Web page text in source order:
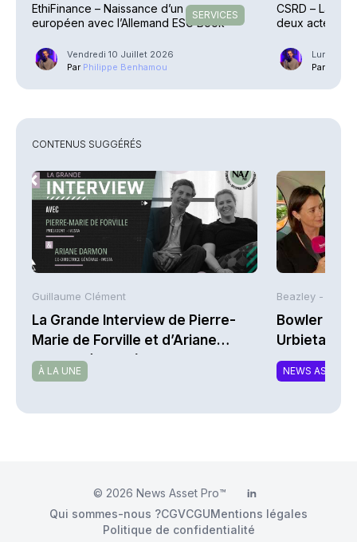
SERVICES
EthiFinance – Naissance d’un groupe
européen avec l’Allemand ESG Book
Vendredi 10 Juillet 2026
Par Philippe Benhamou
CSRD – La
deux actes
Lundi 6
Par
CONTENUS SUGGÉRÉS
Guillaume Clément
La Grande Interview de Pierre-
Marie de Forville et d’Ariane
Darmon (Ivesta)
À LA UNE
Beazley -
Bowler
Urbieta |
NEWS
© 2026 News Asset Pro™ LinkedIn
Qui sommes-nous ?CGVCGUMentions légales
Politique de confidentialité